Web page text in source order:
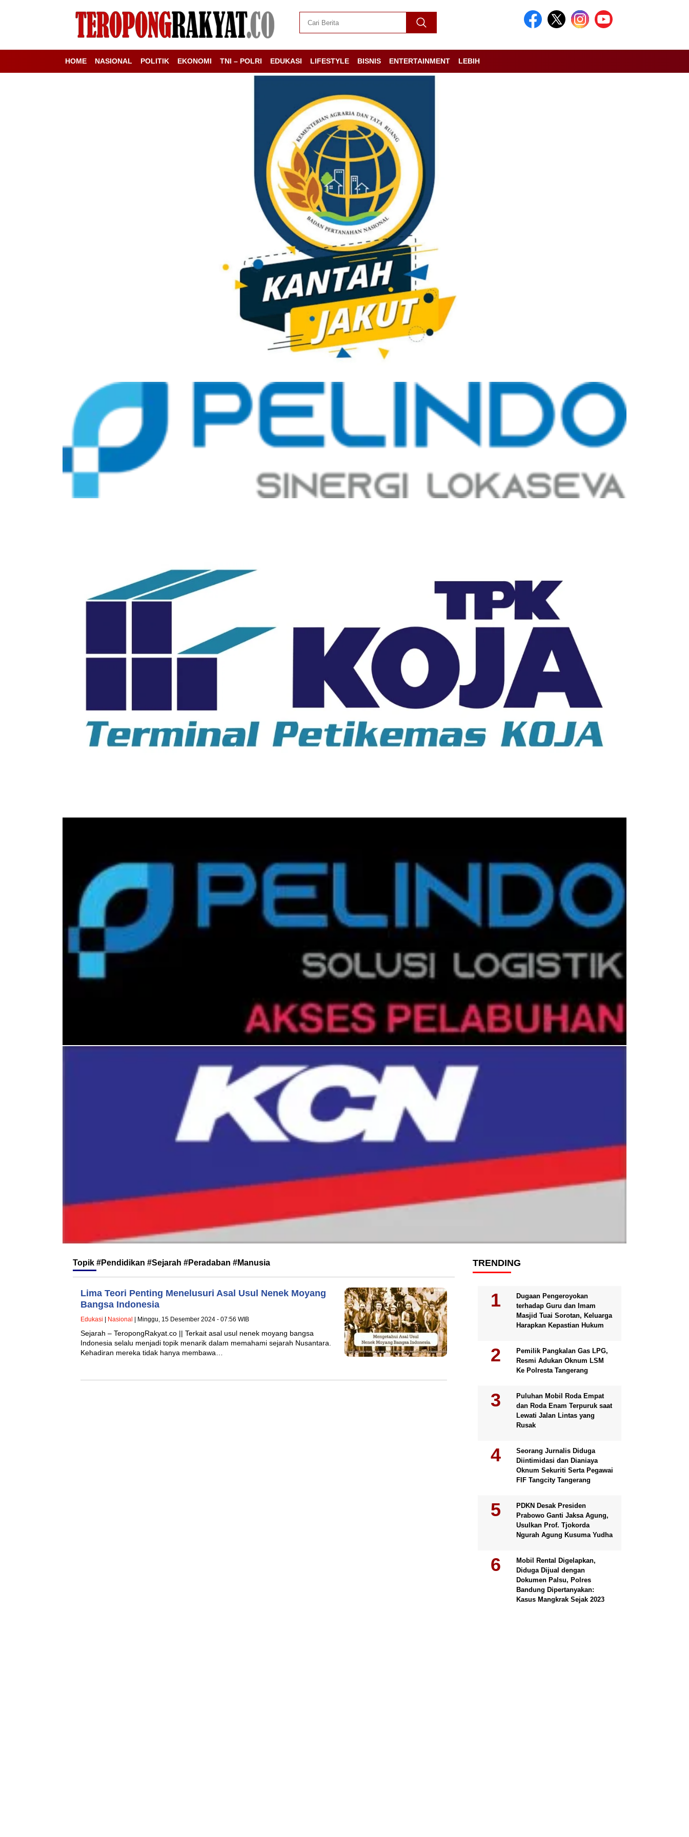
HOME NASIONAL POLITIK EKONOMI TNI – POLRI EDUKASI LIFESTYLE BISNIS ENTERTAINMENT LEBIH
Topik #Pendidikan #Sejarah #Peradaban #Manusia
Lima Teori Penting Menelusuri Asal Usul Nenek Moyang
Bangsa Indonesia
Edukasi | Nasional | Minggu, 15 Desember 2024 - 07:56 WIB
Sejarah – TeropongRakyat.co || Terkait asal usul nenek moyang bangsa
Indonesia selalu menjadi topik menarik dalam memahami sejarah Nusantara.
Kehadiran mereka tidak hanya membawa…
TRENDING
Dugaan Pengeroyokan
terhadap Guru dan Imam
Masjid Tuai Sorotan, Keluarga
Harapkan Kepastian Hukum
Pemilik Pangkalan Gas LPG,
Resmi Adukan Oknum LSM
Ke Polresta Tangerang
Puluhan Mobil Roda Empat
dan Roda Enam Terpuruk saat
Lewati Jalan Lintas yang
Rusak
Seorang Jurnalis Diduga
Diintimidasi dan Dianiaya
Oknum Sekuriti Serta Pegawai
FIF Tangcity Tangerang
PDKN Desak Presiden
Prabowo Ganti Jaksa Agung,
Usulkan Prof. Tjokorda
Ngurah Agung Kusuma Yudha
Mobil Rental Digelapkan,
Diduga Dijual dengan
Dokumen Palsu, Polres
Bandung Dipertanyakan:
Kasus Mangkrak Sejak 2023